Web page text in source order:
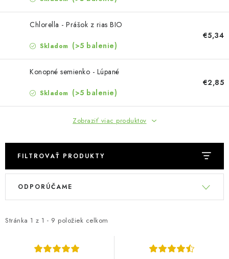
OSTATNÉ
Prečo Botanic?
Kontakty
Chlorella - Prášok z rias BIO
Skladom (>5 balenie)
€5,34
Konopné semienko - Lúpané
Skladom (>5 balenie)
€2,85
Zobraziť viac produktov
FILTROVAŤ PRODUKTY
V
i
Stránka 1 z 1 - 9 položiek celkom
R
e
ODPORÚČAME